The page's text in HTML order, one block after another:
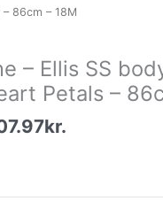
86cm – 18M
– Ellis SS
Petals –
kr.